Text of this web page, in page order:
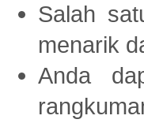
Salah
menarik
Anda